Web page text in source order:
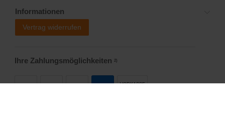
Informationen
Vertrag widerrufen
Ihre Zahlungsmöglichkeiten 2)
VORKASSE